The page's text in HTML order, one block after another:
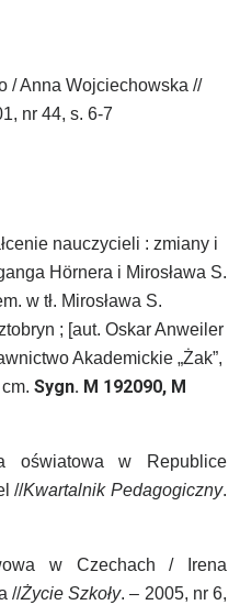
/ Anna Wojciechowska //
nr 44, s. 6-7
nauczycieli : zmiany i
Hörnera i Mirosława S.
w tł. Mirosława S.
; [aut. Oskar Anweiler
Akademickie „Żak”,
Sygn. M 192090, M
oświatowa w Republice
//Kwartalnik Pedagogiczny.
w Czechach / Irena
//Życie Szkoły. – 2005, nr 6,